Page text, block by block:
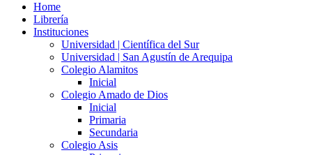
Home
Librería
Instituciones
Universidad | Científica del Sur
Universidad | San Agustín de Arequipa
Colegio Alamitos
Inicial
Colegio Amado de Dios
Inicial
Primaria
Secundaria
Colegio Asis